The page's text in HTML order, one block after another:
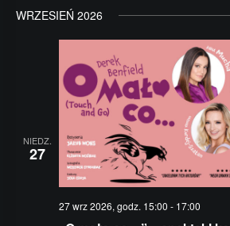
WRZESIEŃ 2026
NIEDZ.
27
27 wrz 2026, godz. 15:00 - 17:00